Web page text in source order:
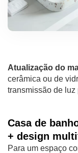
Atualização do
cerâmica ou de
transmissão de
Casa de
+ design
Para um espaço